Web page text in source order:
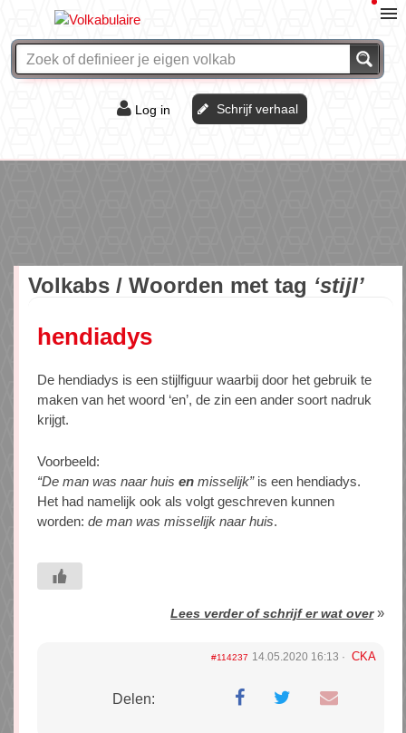
Log in Schrijf verhaal
Volkabs / Woorden met tag ‘stijl’
hendiadys
De hendiadys is een stijlfiguur waarbij door het gebruik te
maken van het woord ‘en’, de zin een ander soort nadruk
krijgt.
Voorbeeld:
“De man was naar huis en misselijk”is een hendiadys.
Het had namelijk ook als volgt geschreven kunnen
worden: de man was misselijk naar huis.
Lees verder of schrijf er wat over»
#114237 14.05.2020 16:13 CKA
Delen: